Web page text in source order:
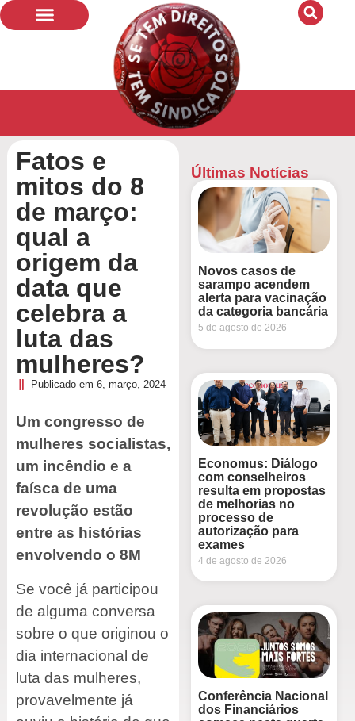
Fatos e
mitos do 8
de março:
qual a
origem da
data que
celebra a
luta das
mulheres?
Publicado em 6, março, 2024
Um congresso de
mulheres socialistas,
um incêndio e a
faísca de uma
revolução estão
entre as histórias
envolvendo o 8M
Se você já participou
de alguma conversa
sobre o que originou o
dia internacional de
luta das mulheres,
provavelmente já
Últimas Notícias
Novos casos de
sarampo acendem
alerta para vacinação
da categoria bancária
5 de agosto de 2026
Economus: Diálogo
com conselheiros
resulta em propostas
de melhorias no
processo de
autorização para
exames
4 de agosto de 2026
Conferência Nacional
dos Financiários